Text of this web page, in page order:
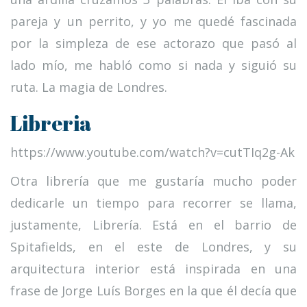
pareja y un perrito, y yo me quedé fascinada
por la simpleza de ese actorazo que pasó al
lado mío, me habló como si nada y siguió su
ruta. La magia de Londres.
Libreria
https://www.youtube.com/watch?v=cutTIq2g-Ak
Otra librería que me gustaría mucho poder
dedicarle un tiempo para recorrer se llama,
justamente, Librería. Está en el barrio de
Spitafields, en el este de Londres, y su
arquitectura interior está inspirada en una
frase de Jorge Luís Borges en la que él decía que